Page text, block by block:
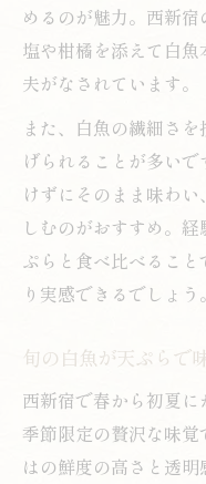
めるのが魅力。西新宿
塩や柑橘を添えて白
夫がなされています。
また、白魚の繊細さ
げられることが多い
けずにそのまま味わ
しむのがおすすめ。
ぷらと食べ比べるこ
り実感できるでしょう。
旬の白魚が天ぷらで
西新宿で春から初夏に
季節限定の贅沢な味
はの鮮度の高さと透